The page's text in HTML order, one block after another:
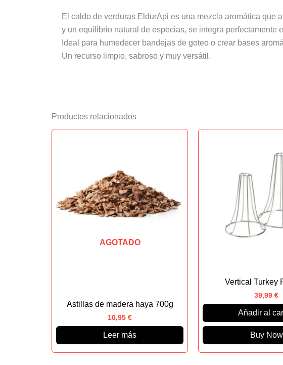
El caldo de verduras EldurApi es una mezcla aromática que
y un equilibrio natural de especias, se integra perfectamente
Ideal para humedecer bandejas de goteo o crear bases
Un recurso limpio, sabroso y muy versátil.
Productos relacionados
AGOTADO
Astillas de madera haya 700g
10,95 €
Leer más
Vertical Turkey
39,99 €
Añadir al
Buy Now